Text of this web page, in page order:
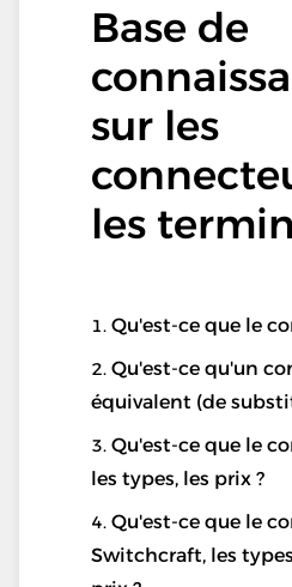
Base de
sur les
les
Qu'est-ce que le
Qu'est-ce qu'un
équivalent (de
Qu'est-ce que le
les types, les prix ?
Qu'est-ce que le
Switchcraft, les